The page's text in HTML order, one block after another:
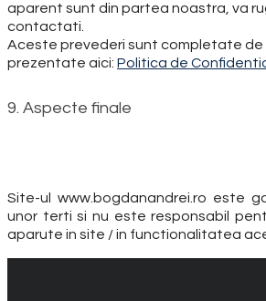
aparent sunt din partea noastra, va
contactati.
Aceste prevederi sunt completate de
prezentate aici: Politica de
9. Aspecte finale
Site-ul www.bogdanandrei.ro este
unor terti si nu este responsabil
aparute in site / in functionalitatea